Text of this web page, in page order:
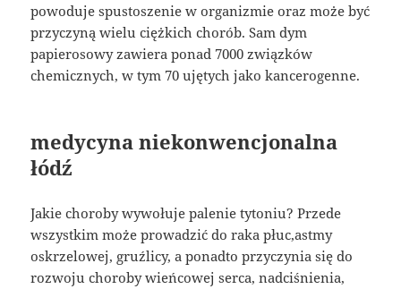
powoduje spustoszenie w organizmie oraz może być
przyczyną wielu ciężkich chorób. Sam dym
papierosowy zawiera ponad 7000 związków
chemicznych, w tym 70 ujętych jako kancerogenne.
medycyna niekonwencjonalna
łódź
Jakie choroby wywołuje palenie tytoniu? Przede
wszystkim może prowadzić do raka płuc,astmy
oskrzelowej, gruźlicy, a ponadto przyczynia się do
rozwoju choroby wieńcowej serca, nadciśnienia,